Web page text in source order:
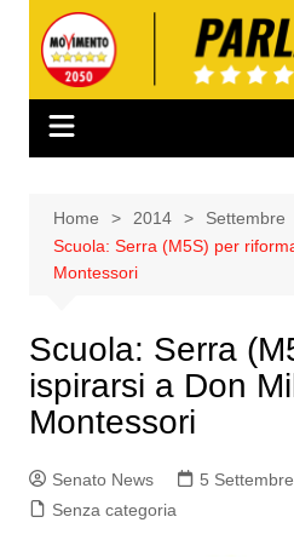
contenuto
Home 2014 Settembre
Scuola: Serra (M5S) per
Montessori
Scuola: Serra
ispirarsi a Don
Montessori
Senato News
5
Senza categoria